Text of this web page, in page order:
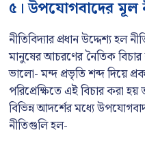
৫। উপযোগবাদের মূল
নীতিবিদ্যার প্রধান উদ্দেশ্য হল
মানুষের আচরণের নৈতিক
ভালো- মন্দ প্রভৃতি শব্দ দিয়ে
পরিপ্রেক্ষিতে এই বিচার করা
বিভিন্ন আদর্শের মধ্যে
নীতিগুলি হল-